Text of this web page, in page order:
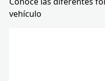
vehículo